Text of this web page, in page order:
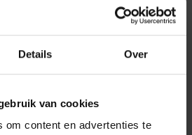
Details Over
van cookies
om content en advertenties te
399,00